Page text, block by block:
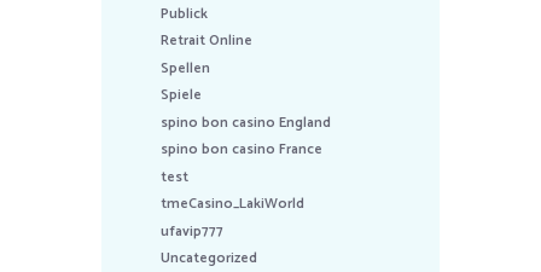
Publick
Retrait Online
Spellen
Spiele
spino bon casino England
spino bon casino France
test
tmeCasino_LakiWorld
ufavip777
Uncategorized